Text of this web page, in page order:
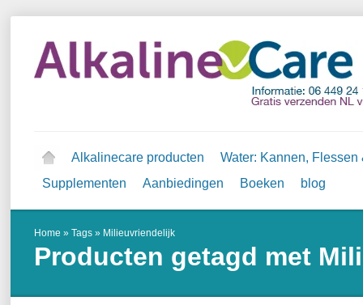
Alkalinecare producten
Water: Kannen, Flessen
Supplementen
Aanbiedingen Boeken blog
Home » Tags » Milieuvriendelijk
Producten getagd met